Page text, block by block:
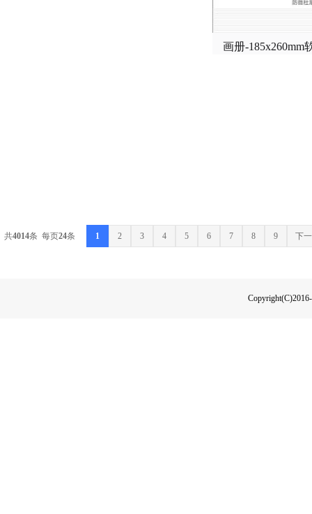
共4014条 每页24条 1 2 3 4 5 6 7 8 9 下